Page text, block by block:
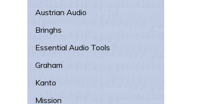
Austrian Audio
Bringhs
Essential Audio Tools
Graham
Kanto
Mission